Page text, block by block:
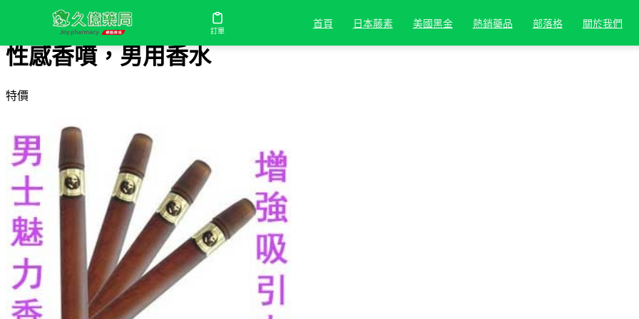
訂單
首頁 日本藤素 美國黑金 熱銷藥品 部落格 關於我們
性感香噴，男用香水
性感香噴，男用香水
特價